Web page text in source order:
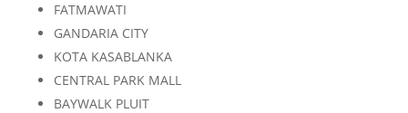
FATMAWATI
GANDARIA CITY
KOTA KASABLANKA
CENTRAL PARK MALL
BAYWALK PLUIT